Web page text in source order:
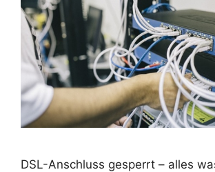
DSL-Anschluss gesperrt – alles